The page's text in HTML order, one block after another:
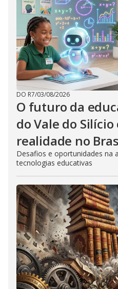
DO R7/03/08/2026
O futuro da
do Vale do
realidade no
Desafios e oportunidades na
tecnologias educativas